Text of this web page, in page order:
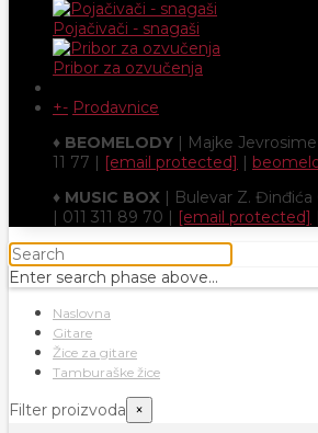
Pojačivači - snagaši
Pribor za ozvučenja
+- Prodavnice
♦ BEOMELODY | Majke
11 77 | [email protected] |
♦ MUSIC BOX | Bulevar Z.
| 011 311 89 70 | [email protected]
Enter search phase above...
Naslovna
Gitare
Žice za gitare
Tamburaške žice
Filter proizvoda ×